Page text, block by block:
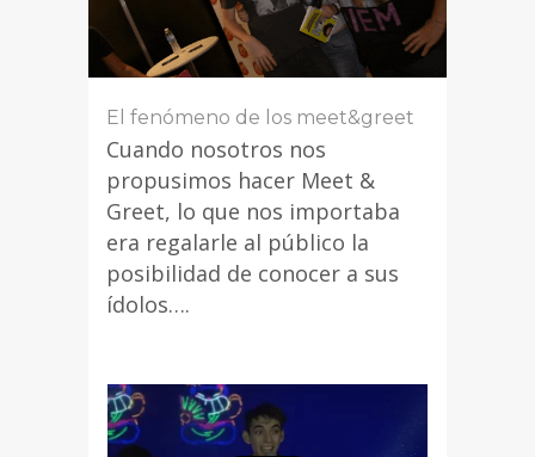
El fenómeno de los meet&greet
Cuando nosotros nos
propusimos hacer Meet &
Greet, lo que nos importaba
era regalarle al público la
posibilidad de conocer a sus
ídolos….